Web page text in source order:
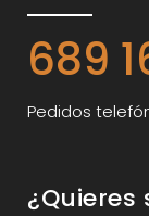
689
Pedidos
¿Quieres